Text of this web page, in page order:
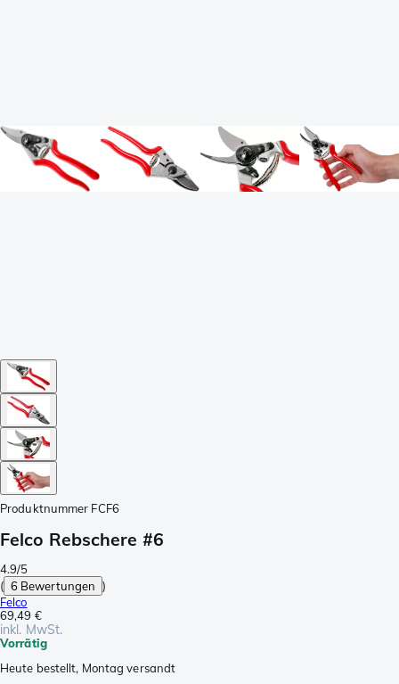
Produktnummer FCF6
Felco Rebschere #6
4.9/5
( 6 Bewertungen )
Felco
69,49 €
inkl. MwSt.
Vorrätig
Heute bestellt, Montag versandt